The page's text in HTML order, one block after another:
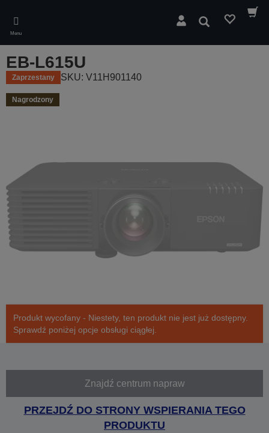
main
content
Menu
Wyszukaj
EB-L615U
Zaprzestany SKU: V11H901140
Nagrodzony
Produkt wycofany - Niestety, ten produkt nie jest już dostępny.
Sprawdź poniżej opcje obsługi ciągłej.
Znajdź centrum napraw
PRZEJDŹ DO STRONY WSPIERANIA TEGO
PRODUKTU